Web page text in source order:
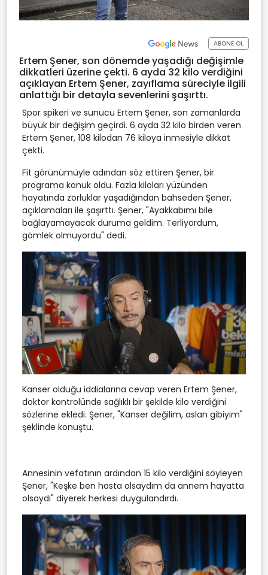
ABONE OL
Ertem Şener, son dönemde yaşadığı değişimle
dikkatleri üzerine çekti. 6 ayda 32 kilo verdiğini
açıklayan Ertem Şener, zayıflama süreciyle ilgili
anlattığı bir detayla sevenlerini şaşırttı.
Spor spikeri ve sunucu Ertem Şener, son zamanlarda
büyük bir değişim geçirdi. 6 ayda 32 kilo birden veren
Ertem Şener, 108 kilodan 76 kiloya inmesiyle dikkat
çekti.
Fit görünümüyle adından söz ettiren Şener, bir
programa konuk oldu. Fazla kiloları yüzünden
hayatında zorluklar yaşadığından bahseden Şener,
açıklamaları ile şaşırttı. Şener, "Ayakkabımı bile
bağlayamayacak duruma geldim. Terliyordum,
gömlek olmuyordu" dedi.
Kanser olduğu iddialarına cevap veren Ertem Şener,
doktor kontrolünde sağlıklı bir şekilde kilo verdiğini
sözlerine ekledi. Şener, "Kanser değilim, aslan gibiyim"
şeklinde konuştu.
Annesinin vefatının ardından 15 kilo verdiğini söyleyen
Şener, "Keşke ben hasta olsaydım da annem hayatta
olsaydı" diyerek herkesi duygulandırdı.